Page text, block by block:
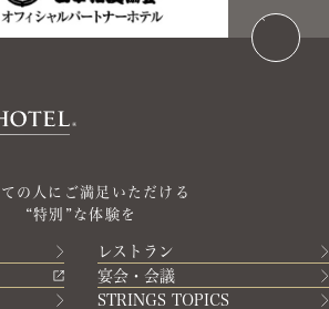
ての人にご満足いただける
“特別”な体験を
レストラン
宴会・会議
STRINGS TOPICS